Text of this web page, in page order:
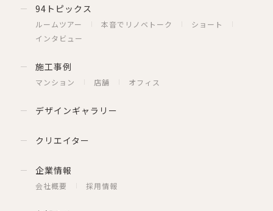
94トピックス
ルームツアー 本音でリノベトーク
ショート
インタビュー
施工事例
マンション 店舗 オフィス
デザインギャラリー
クリエイター
企業情報
会社概要 採用情報